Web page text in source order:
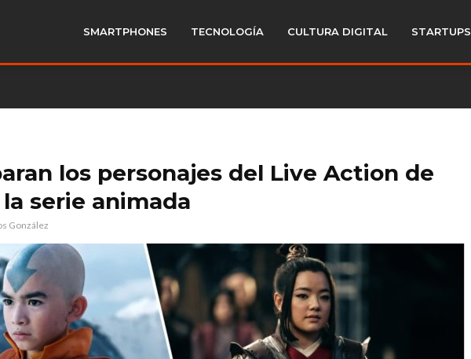
SMARTPHONES TECNOLOGÍA CULTURA DIGITAL STARTUPS
los personajes del Live Action de
la serie animada
González